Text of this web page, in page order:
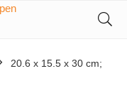
‎20.6 x 15.5 x 30 cm;